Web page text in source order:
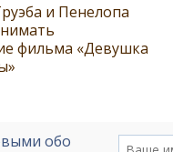
и Пенелопа
фильма «Девушка
обо